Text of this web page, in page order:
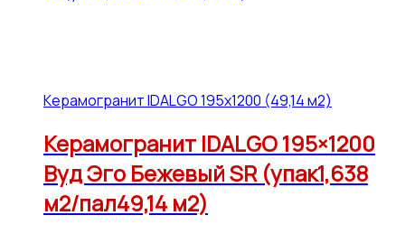
Керамогранит IDALGO 195x1200 (49,14 м2)
Керамогранит IDALGO 195×1200
Вуд Эго Бежевый SR (упак1,638
м2/пал49,14 м2)